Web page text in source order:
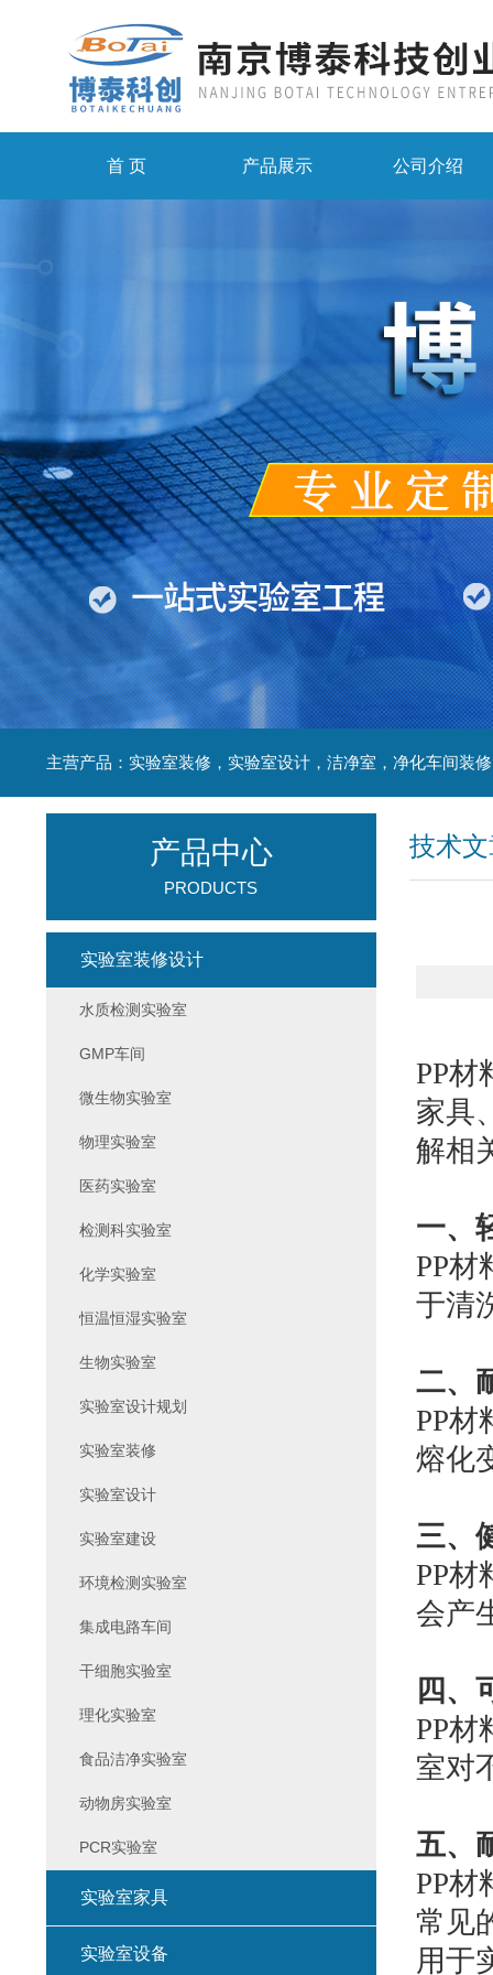
首 页 产品展示 公司介绍
技术
PP材
家具
解相
一、
PP材
于清
二、
PP材
熔化
三、
PP材
会产
四、
PP材
室对
五、
PP材
常见
用于
产品中心
PRODUCTS
实验室装修设计
水质检测实验室
GMP车间
微生物实验室
物理实验室
医药实验室
检测科实验室
化学实验室
恒温恒湿实验室
生物实验室
实验室设计规划
实验室装修
实验室设计
实验室建设
环境检测实验室
集成电路车间
干细胞实验室
理化实验室
食品洁净实验室
动物房实验室
PCR实验室
实验室家具
实验室设备